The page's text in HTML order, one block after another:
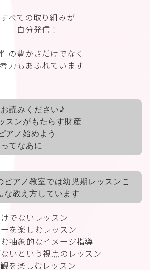
すべての取り組みが
自分発信！
の豊かさだけでなく
力もあふれています
読みください♪
スンがもたらす財産
アノ始めよう
てなあに
ピアノ教室では幼児期レッスンこ
な教え方しています
でないレッスン
を楽しむレッスン
抽象的なイメージ指導
いという視点のレッスン
を楽しむレッスン